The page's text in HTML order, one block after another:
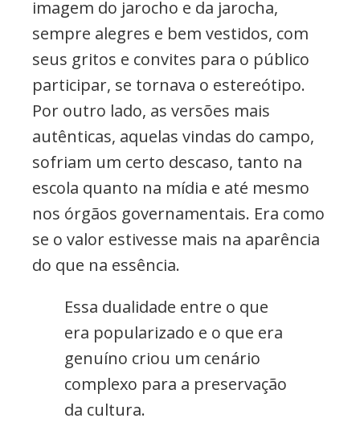
imagem do jarocho e da jarocha,
sempre alegres e bem vestidos, com
seus gritos e convites para o público
participar, se tornava o estereótipo.
Por outro lado, as versões mais
autênticas, aquelas vindas do campo,
sofriam um certo descaso, tanto na
escola quanto na mídia e até mesmo
nos órgãos governamentais. Era como
se o valor estivesse mais na aparência
do que na essência.
Essa dualidade entre o que
era popularizado e o que era
genuíno criou um cenário
complexo para a preservação
da cultura.